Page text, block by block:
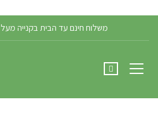
משלוח חינם עד הבית בקנייה מעל ₪499 ועד 10 ק"ג